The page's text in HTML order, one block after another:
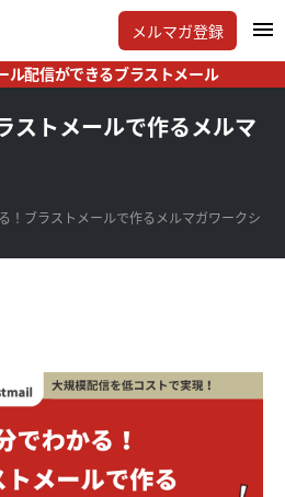
メルマガ登録
ル配信ができるブラストメール
ストメールで作るメルマ
！ブラストメールで作るメルマガワークシ